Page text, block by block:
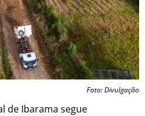
Foto: Divulgação
de Ibarama segue